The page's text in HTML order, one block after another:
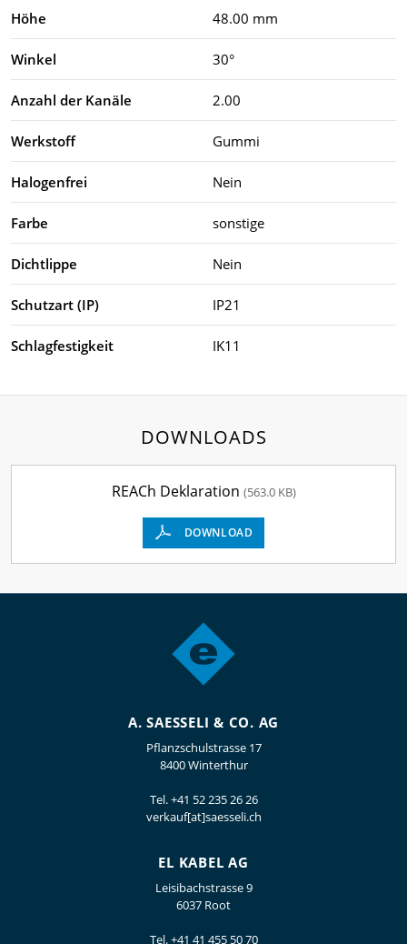
Höhe 48.00 mm
Winkel 30°
Anzahl der Kanäle 2.00
Werkstoff Gummi
Halogenfrei Nein
Farbe sonstige
Dichtlippe Nein
Schutzart (IP) IP21
Schlagfestigkeit IK11
DOWNLOADS
REACh Deklaration (563.0 KB)
DOWNLOAD
A. SAESSELI & CO. AG
Pflanzschulstrasse 17
8400 Winterthur
Tel.+41 52 235 26 26
verkauf[at]saesseli.ch
EL KABEL AG
Leisibachstrasse 9
6037 Root
Tel.+41 41 455 50 70